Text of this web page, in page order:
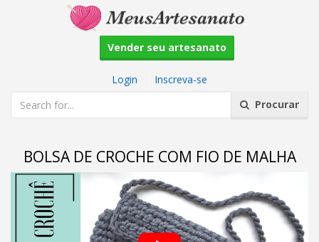
Vender seu artesanato
Login
Inscreva-se
Procurar
BOLSA DE CROCHE COM FIO DE MALHA